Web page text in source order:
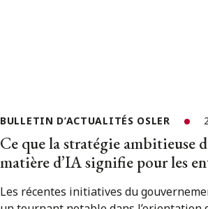
BULLETIN D’ACTUALITÉS OSLER
Ce que la stratégie ambitieuse
matière d’IA signifie pour les
Les récentes initiatives du